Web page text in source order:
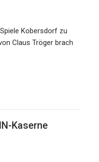
Kobersdorf zu
Claus Tröger brach
Kaserne